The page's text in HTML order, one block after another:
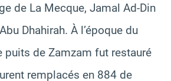
de La Mecque, Jamal Ad-Din
Dhahirah. À l’époque du
puits de Zamzam fut restauré
remplacés en 884 de